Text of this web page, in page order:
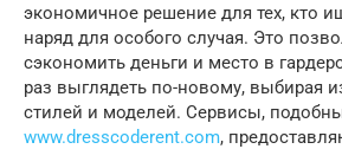
экономичное решение для тех, кто
наряд для особого случая. Это
сэкономить деньги и место в
раз выглядеть по-новому, выбирая
стилей и моделей. Сервисы,
www.dresscoderent.com,